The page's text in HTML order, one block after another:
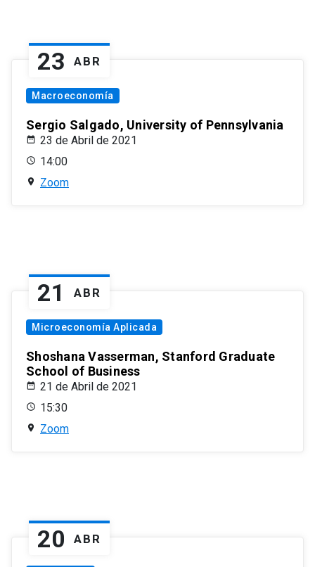
23 ABR
Macroeconomía
Sergio Salgado, University of Pennsylvania
23 de Abril de 2021
14:00
Zoom
21 ABR
Microeconomía Aplicada
Shoshana Vasserman, Stanford Graduate
School of Business
21 de Abril de 2021
15:30
Zoom
20 ABR